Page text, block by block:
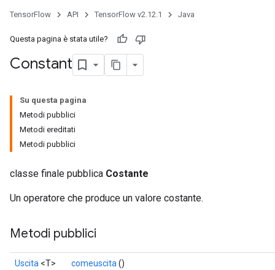
TensorFlow API TensorFlow v2.12.1 Java
Questa pagina è stata utile?
Constant
Su questa pagina
Metodi pubblici
Metodi ereditati
Metodi pubblici
classe finale pubblica Costante
Un operatore che produce un valore costante.
Metodi pubblici
Uscita <T> comeuscita ()